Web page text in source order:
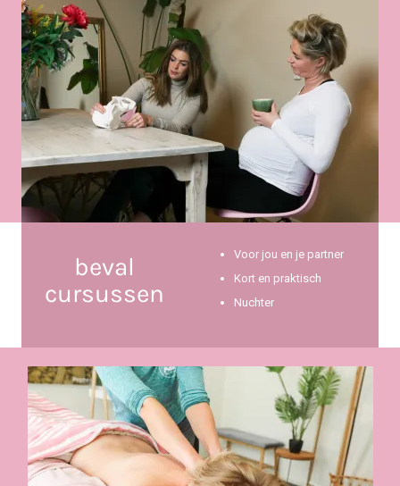
beval
cursussen
Voor jou en je partner
Kort en praktisch
Nuchter